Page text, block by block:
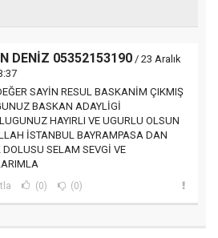
DENİZ 05352153190 / 23 Aralık
SAYİN RESUL BASKANİM ÇIKMIŞ
BASKAN ADAYLİGİ
HAYIRLI VE UGURLU OLSUN
İSTANBUL BAYRAMPASA DAN
DOLUSU SELAM SEVGİ VE
(0) (0)